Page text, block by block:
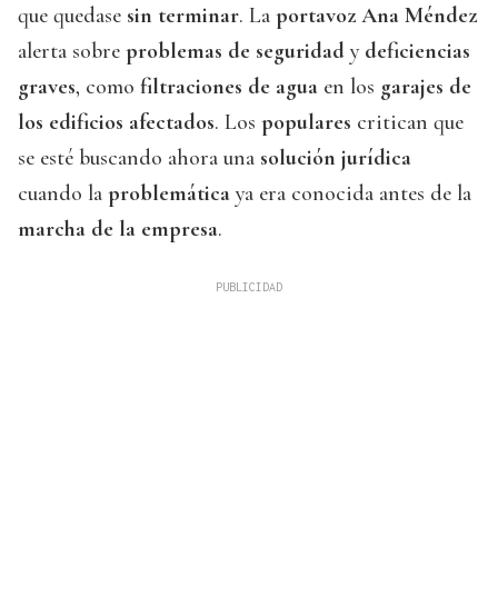
que quedase sin terminar. La portavoz Ana Méndez
alerta sobre problemas de seguridad y deficiencias
graves, como filtraciones de agua en los garajes de
los edificios afectados. Los populares critican que
se esté buscando ahora una solución jurídica
cuando la problemática ya era conocida antes de la
marcha de la empresa.